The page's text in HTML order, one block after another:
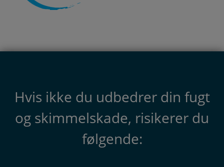
Hvis ikke du udbedrer din fugt
og skimmelskade, risikerer du
følgende: